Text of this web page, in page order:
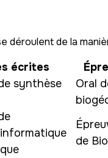
déroulent de la
écrites
synthèse
Oral
de